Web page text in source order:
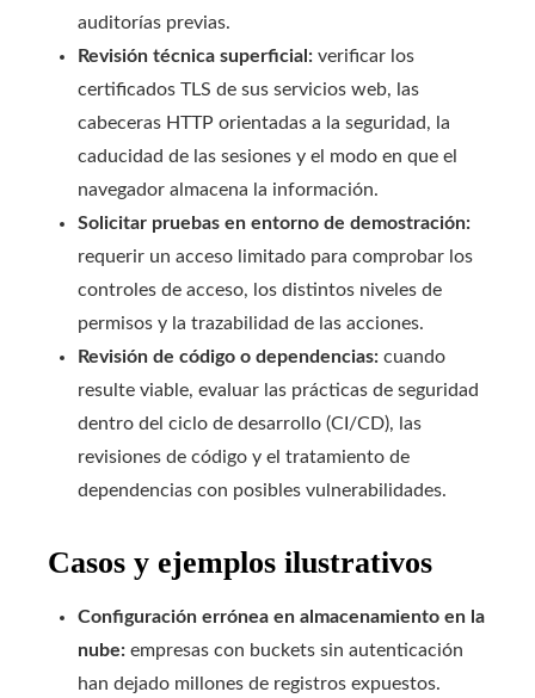
auditorías previas.
Revisión técnica superficial: verificar los
certificados TLS de sus servicios web, las
cabeceras HTTP orientadas a la seguridad, la
caducidad de las sesiones y el modo en que el
navegador almacena la información.
Solicitar pruebas en entorno de demostración:
requerir un acceso limitado para comprobar los
controles de acceso, los distintos niveles de
permisos y la trazabilidad de las acciones.
Revisión de código o dependencias: cuando
resulte viable, evaluar las prácticas de seguridad
dentro del ciclo de desarrollo (CI/CD), las
revisiones de código y el tratamiento de
dependencias con posibles vulnerabilidades.
Casos y ejemplos ilustrativos
Configuración errónea en almacenamiento en la
nube: empresas con buckets sin autenticación
han dejado millones de registros expuestos.